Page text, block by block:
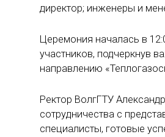
директор; инженеры и
Церемония началась в
участников, подчеркнув
направлению
Ректор ВолгГТУ
сотрудничества с
специалисты, готовые